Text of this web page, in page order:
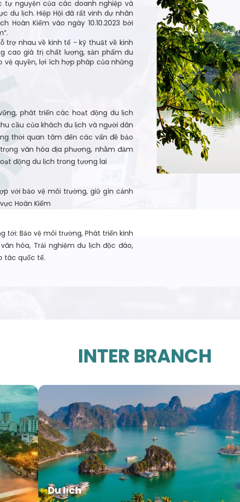
tự nguyện của các doanh nghiệp và
du lịch. Hiệp Hội đã rất vinh dự nhân
Hoàn Kiếm vào ngày 10.10.2023 bởi
trợ nhau về kinh tế - kỹ thuật về kinh
cao giá trị chất lượng, sản phẩm du
vệ quyền, lợi ích hợp pháp của những
phát triển các hoạt động du lịch
cầu của khách du lịch và người dân
thời quan tâm đến các vấn đề bảo
văn hóa địa phương, nhằm đảm
động du lịch trong tương lai
với bảo vệ môi trường, giữ gìn cảnh
Hoàn Kiếm
tới: Bảo vệ môi trường, Phát triển kinh
hóa, Trải nghiệm du lịch độc đáo,
tác quốc tế.
INTER BRANCH
Du lịch